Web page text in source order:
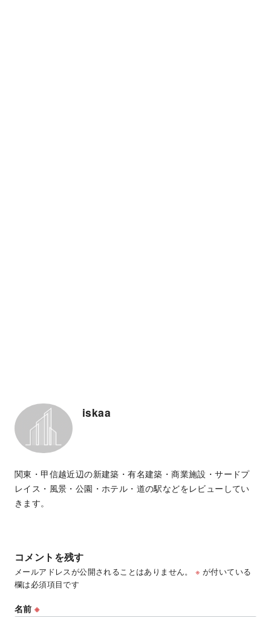
iskaa
関東・甲信越近辺の新建築・有名建築・商業施設・サードプ
レイス・風景・公園・ホテル・道の駅などをレビューしてい
きます。
コメントを残す
メールアドレスが公開されることはありません。 ※ が付いている
欄は必須項目です
名前※